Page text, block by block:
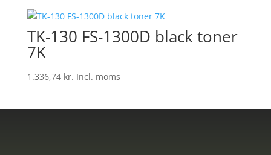
TK-130 FS-1300D black toner
7K
1.336,74 kr. Incl. moms